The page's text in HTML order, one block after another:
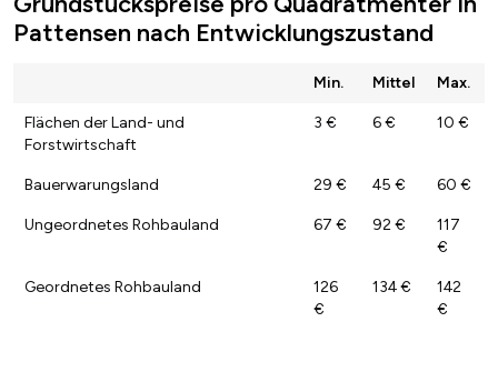
Pattensen nach Entwicklungszustand
Min. Mittel Max.
Flächen der Land- und
Forstwirtschaft
3 € 6 € 10 €
Bauerwarungsland 29 € 45 € 60 €
Ungeordnetes Rohbauland 67 € 92 €
117
€
Geordnetes Rohbauland
126
€
134 €
142
€